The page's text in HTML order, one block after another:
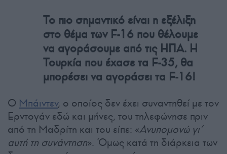
Το πιο σημαντικό είναι η εξέλιξη
στο θέμα των F-16 που θέλουμε
να αγοράσουμε από τις ΗΠΑ. Η
Τουρκία που έχασε τα F-35, θα
μπορέσει να αγοράσει τα F-16!
Ο Μπάιντεν, ο οποίος δεν έχει συναντηθεί με τον
Ερντογάν εδώ και μήνες, του τηλεφώνησε πριν
από τη Μαδρίτη και του είπε: «Ανυπομονώ γι’
αυτή τη συνάντηση». Όμως κατά τη διάρκεια των